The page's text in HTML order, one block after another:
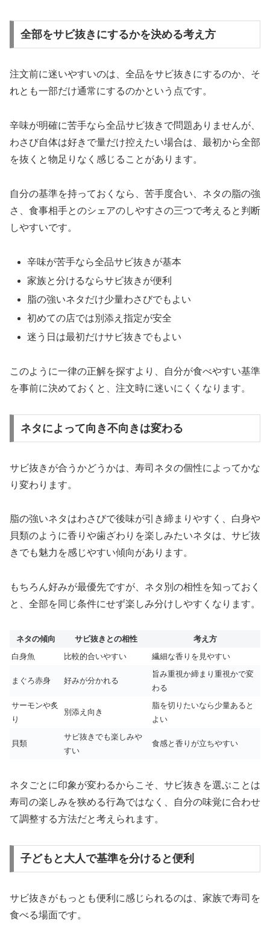
全部をサビ抜きにするかを決める考え方
注文前に迷いやすいのは、全品をサビ抜きにするのか、そ
れとも一部だけ通常にするのかという点です。
辛味が明確に苦手なら全品サビ抜きで問題ありませんが、
わさび自体は好きで量だけ控えたい場合は、最初から全部
を抜くと物足りなく感じることがあります。
自分の基準を持っておくなら、苦手度合い、ネタの脂の強
さ、食事相手とのシェアのしやすさの三つで考えると判断
しやすいです。
辛味が苦手なら全品サビ抜きが基本
家族と分けるならサビ抜きが便利
脂の強いネタだけ少量わさびでもよい
初めての店では別添え指定が安全
迷う日は最初だけサビ抜きでもよい
このように一律の正解を探すより、自分が食べやすい基準
を事前に決めておくと、注文時に迷いにくくなります。
ネタによって向き不向きは変わる
サビ抜きが合うかどうかは、寿司ネタの個性によってかな
り変わります。
脂の強いネタはわさびで後味が引き締まりやすく、白身や
貝類のように香りや歯ざわりを楽しみたいネタは、サビ抜
きでも魅力を感じやすい傾向があります。
もちろん好みが最優先ですが、ネタ別の相性を知っておく
と、全部を同じ条件にせず楽しみ分けしやすくなります。
ネタの傾向 サビ抜きとの相性
考え方
白身魚
比較的合いやすい 繊細な香りを見やすい
まぐろ赤身 好みが分かれる
旨み重視か締まり重視かで変
わる
サーモンや炙
り
別添え向き
脂を切りたいなら少量あると
よい
貝類
サビ抜きでも楽しみや
すい
食感と香りが立ちやすい
ネタごとに印象が変わるからこそ、サビ抜きを選ぶことは
寿司の楽しみを狭める行為ではなく、自分の味覚に合わせ
て調整する方法だと考えられます。
子どもと大人で基準を分けると便利
サビ抜きがもっとも便利に感じられるのは、家族で寿司を
食べる場面です。